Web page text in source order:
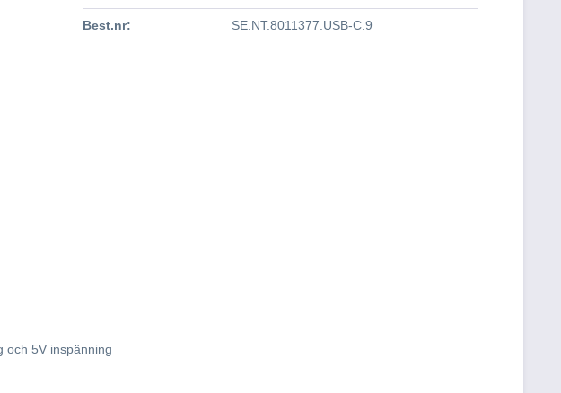
Best.nr: SE.NT.8011377.USB-C.9
och 5V inspänning